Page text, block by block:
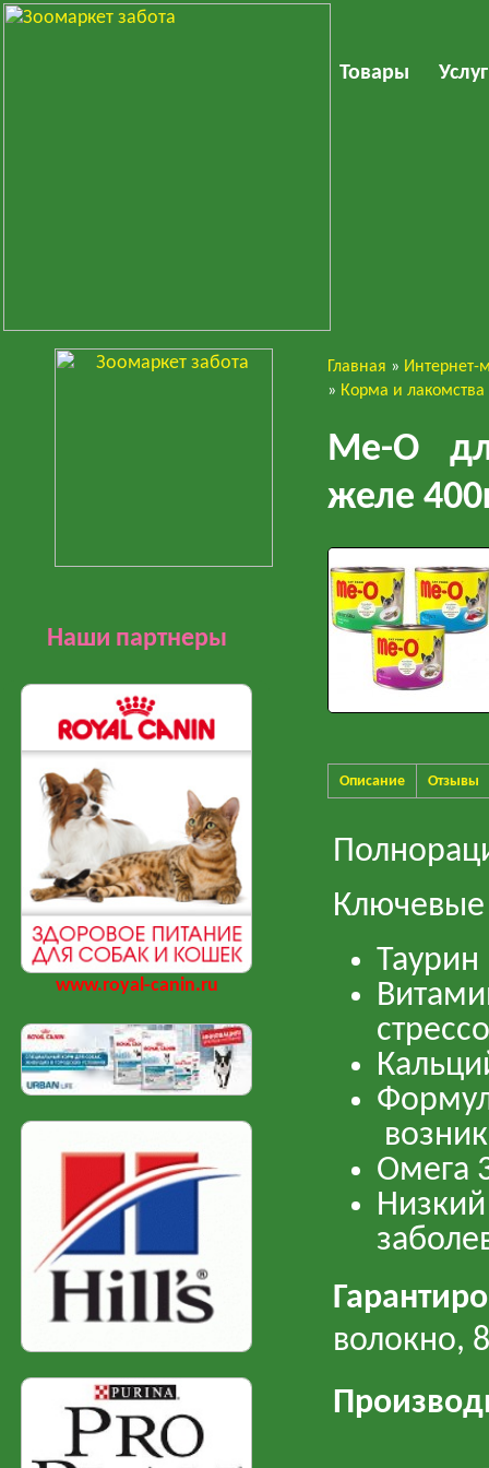
Товары
Наши партнеры
www.royal-canin.ru
Главная » Интернет-
» Корма и лакомства
Ме-О
желе
Описание Отзывы
Омега
волокно,